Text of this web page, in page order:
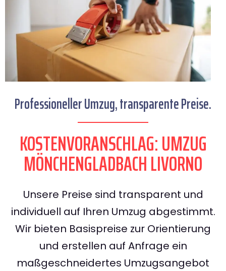
Professioneller Umzug, transparente Preise.
KOSTENVORANSCHLAG: UMZUG
MÖNCHENGLADBACH LIVORNO
Unsere Preise sind transparent und
individuell auf Ihren Umzug abgestimmt.
Wir bieten Basispreise zur Orientierung
und erstellen auf Anfrage ein
maßgeschneidertes Umzugsangebot